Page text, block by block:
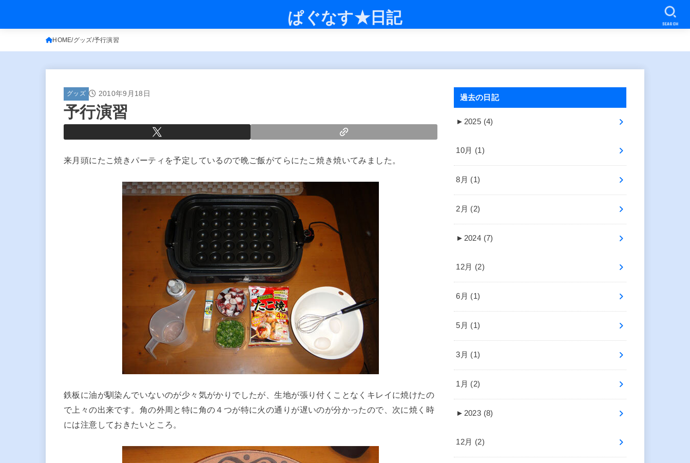
ぱぐなす★日記 SEARCH
HOME グッズ 予行演習
グッズ 2010年9月18日
予行演習
来月頭にたこ焼きパーティを予定しているので晩ご飯がてらにたこ焼き焼いてみました。
鉄板に油が馴染んでいないのが少々気がかりでしたが、生地が張り付くことなくキレイに焼けたの
で上々の出来です。角の外周と特に角の４つが特に火の通りが遅いのが分かったので、次に焼く時
には注意しておきたいところ。
過去の日記
► 2025 (4)
10月 (1)
8月 (1)
2月 (2)
► 2024 (7)
12月 (2)
6月 (1)
5月 (1)
3月 (1)
1月 (2)
► 2023 (8)
12月 (2)